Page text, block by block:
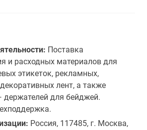
Поставка
и расходных материалов для
этикеток, рекламных,
лент, а также
для бейджей.
Россия, 117485, г. Москва,